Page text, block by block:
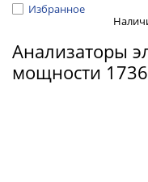
Избранное
Анализаторы
мощности 1736